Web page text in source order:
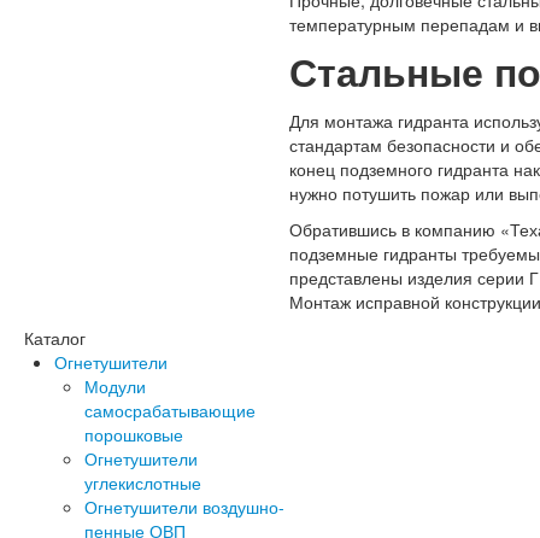
температурным перепадам и
Стальные
Для монтажа гидранта
стандартам безопасности и
конец подземного гидранта
нужно потушить пожар или
Обратившись в компанию
подземные гидранты
представлены изделия серии
Монтаж исправной
Каталог
Огнетушители
Модули
самосрабатывающие
порошковые
Огнетушители
углекислотные
Огнетушители воздушно-
пенные ОВП